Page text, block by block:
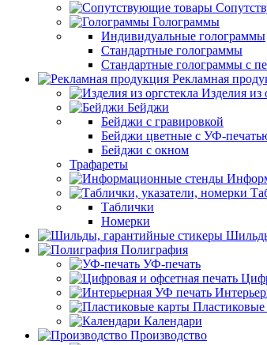
Голограммы
Индивидуальные голограммы
Стандартные голограммы
Стандартные голограммы с
Рекламная
Изделия из
Бейджи
Бейджи с гравировкой
Бейджи цветные с УФ-
Бейджи с окном
Трафареты
Таблички
Номерки
Полиграфия
УФ-печать
Календари
Производство